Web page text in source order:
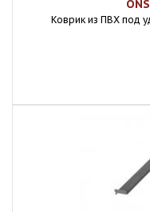
Коврик из ПВХ под